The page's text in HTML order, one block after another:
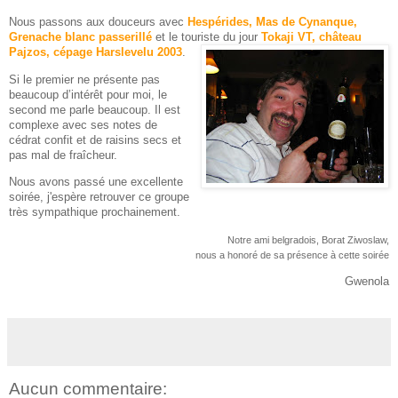
Nous passons aux douceurs avec Hespérides, Mas de Cynanque,
Grenache blanc passerillé et le touriste du jour Tokaji VT, château
Pajzos, cépage Harslevelu 2003.
Si le premier ne présente pas
beaucoup d’intérêt pour moi, le
second me parle beaucoup. Il est
complexe avec ses notes de
cédrat confit et de raisins secs et
pas mal de fraîcheur.
Nous avons passé une excellente
soirée, j'espère retrouver ce groupe
très sympathique prochainement.
Notre ami belgradois, Borat Ziwoslaw,
nous a honoré de sa présence à cette soirée
Gwenola
Aucun commentaire: